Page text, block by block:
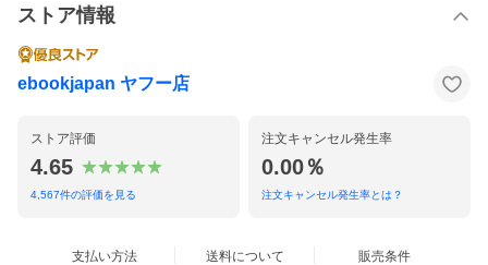
ストア情報
ebookjapan ヤフー店
ストア評価
4.65
4,567件の評価を見る
注文キャンセル発生率
0.00％
注文キャンセル発生率とは？
支払い方法 送料について 販売条件